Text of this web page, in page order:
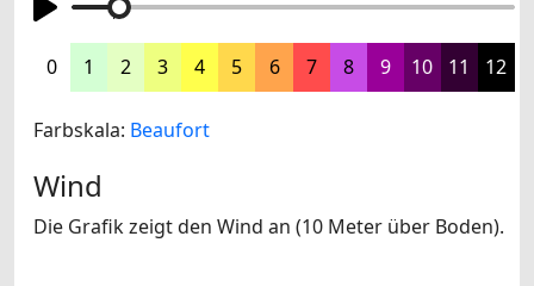
0 1 2 3 4 5 6 7 8 9 10 11 12
Farbskala: Beaufort
Wind
Die Grafik zeigt den Wind an (10 Meter über Boden).